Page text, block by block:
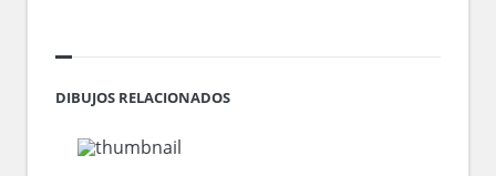
DIBUJOS RELACIONADOS